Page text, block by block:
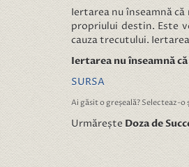
Iertarea nu înseamnă
propriului destin. Este
cauza trecutului.
Iertarea nu înseamnă
SURSA
Ai găsit o greșeală? Selecteaz-o
Urmărește Doza de